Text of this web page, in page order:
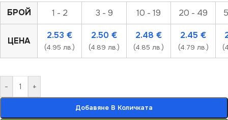
БРОЙ 1 - 2 3 - 9 10 - 19 20 - 49
ЦЕНА
2.53 €
(4.95 лв.)
2.50 €
(4.89 лв.)
2.48 €
(4.85 лв.)
2.45 €
(4.79 лв.)
- +
Добавяне В Количката